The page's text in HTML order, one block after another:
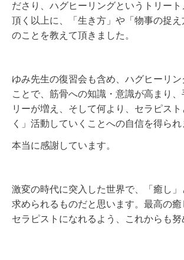
ださり、ハグヒーリングというトリート
頂く以上に、「生き方」や「物事の捉え
のことを教えて頂きました。
ゆみ先生の復習会も含め、ハグヒーリン
ことで、筋骨への知識・意識が高まり、
リーが増え、そして何より、セラピスト
く」活動していくことへの自信を得ら
本当に感謝しています。
激変の時代に突入した世界で、「癒し」
求められるものだと思います。最高の癒
セラピストになれるよう、これからも努